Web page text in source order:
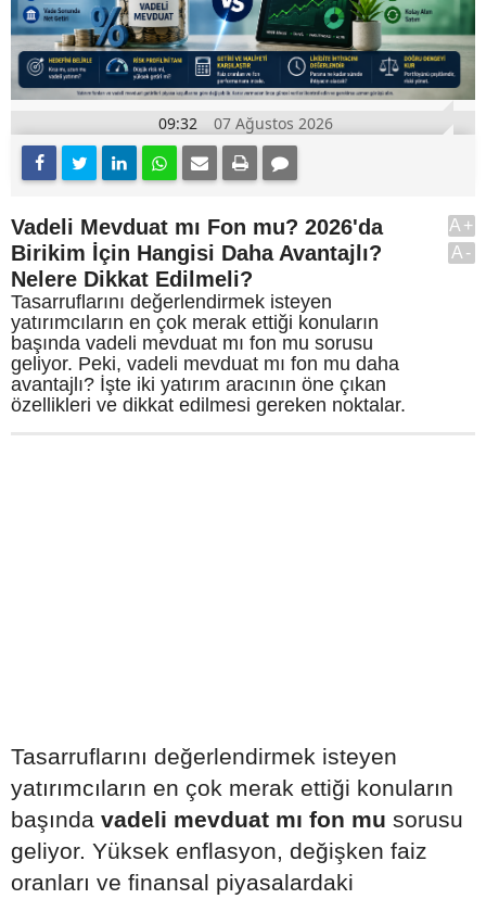
09:32 07 Ağustos 2026
Vadeli Mevduat mı Fon mu? 2026'da
Birikim İçin Hangisi Daha Avantajlı?
Nelere Dikkat Edilmeli?
Tasarruflarını değerlendirmek isteyen
yatırımcıların en çok merak ettiği konuların
başında vadeli mevduat mı fon mu sorusu
geliyor. Peki, vadeli mevduat mı fon mu daha
avantajlı? İşte iki yatırım aracının öne çıkan
özellikleri ve dikkat edilmesi gereken noktalar.
A+
A-
Tasarruflarını değerlendirmek isteyen
yatırımcıların en çok merak ettiği konuların
başında vadeli mevduat mı fon mu sorusu
geliyor. Yüksek enflasyon, değişken faiz
oranları ve finansal piyasalardaki